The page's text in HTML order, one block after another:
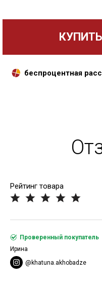
беспроцентная
Рейтинг товара
Проверенный покупатель
Ирина
@khatuna.akhobadze